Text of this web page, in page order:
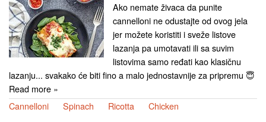
Ako nemate živaca da punite
cannelloni ne odustajte od ovog jela
jer možete koristiti i sveže listove
lazanja pa umotavati ili sa suvim
listovima samo ređati kao klasičnu
lazanju... svakako će biti fino a malo jednostavnije za pripremu 😇
Read more »
Cannelloni
Spinach Ricotta Chicken